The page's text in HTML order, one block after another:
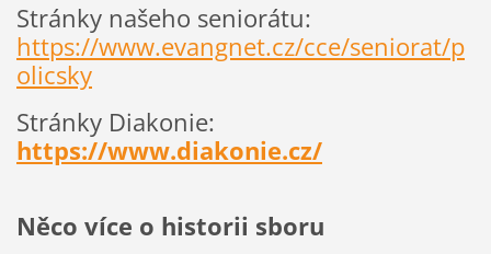
Stránky našeho seniorátu:
https://www.evangnet.cz/cce/seniorat/p
olicsky
Stránky Diakonie:
https://www.diakonie.cz/
Něco více o historii sboru